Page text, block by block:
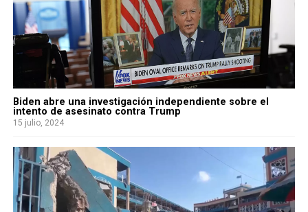
Biden abre una investigación independiente sobre el
intento de asesinato contra Trump
15 julio, 2024